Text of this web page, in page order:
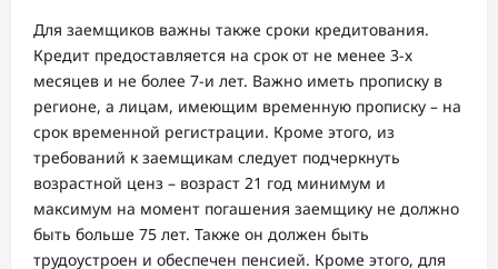
Для заемщиков важны также сроки кредитования.
Кредит предоставляется на срок от не менее 3-х
месяцев и не более 7-и лет. Важно иметь прописку в
регионе, а лицам, имеющим временную прописку – на
срок временной регистрации. Кроме этого, из
требований к заемщикам следует подчеркнуть
возрастной ценз – возраст 21 год минимум и
максимум на момент погашения заемщику не должно
быть больше 75 лет. Также он должен быть
трудоустроен и обеспечен пенсией. Кроме этого, для